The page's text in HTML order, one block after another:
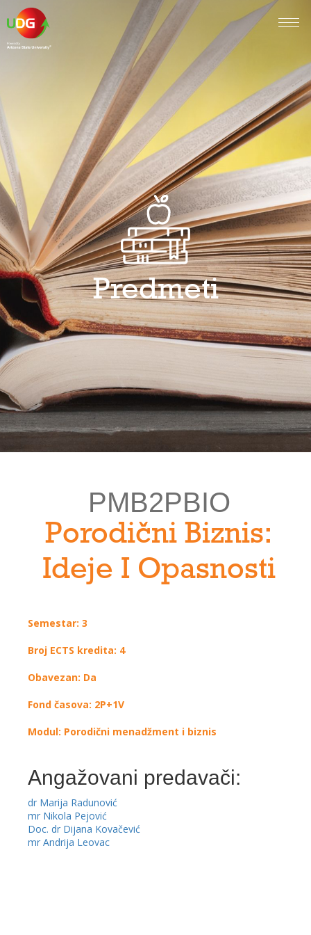
Predmeti
PMB2PBIO
Porodični Biznis:
Ideje I Opasnosti
Semestar: 3
Broj ECTS kredita: 4
Obavezan: Da
Fond časova: 2P+1V
Modul: Porodični menadžment i biznis
Angažovani predavači:
dr Marija Radunović
mr Nikola Pejović
Doc. dr Dijana Kovačević
mr Andrija Leovac